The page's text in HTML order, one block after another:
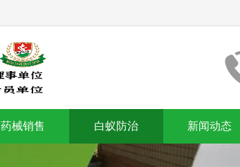
药械销售 白蚁防治 新闻动态